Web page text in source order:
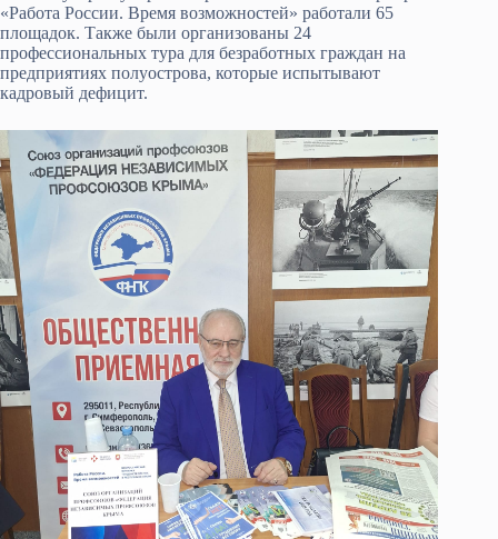
«Работа России. Время возможностей» работали 65
площадок. Также были организованы 24
профессиональных тура для безработных граждан на
предприятиях полуострова, которые испытывают
кадровый дефицит.